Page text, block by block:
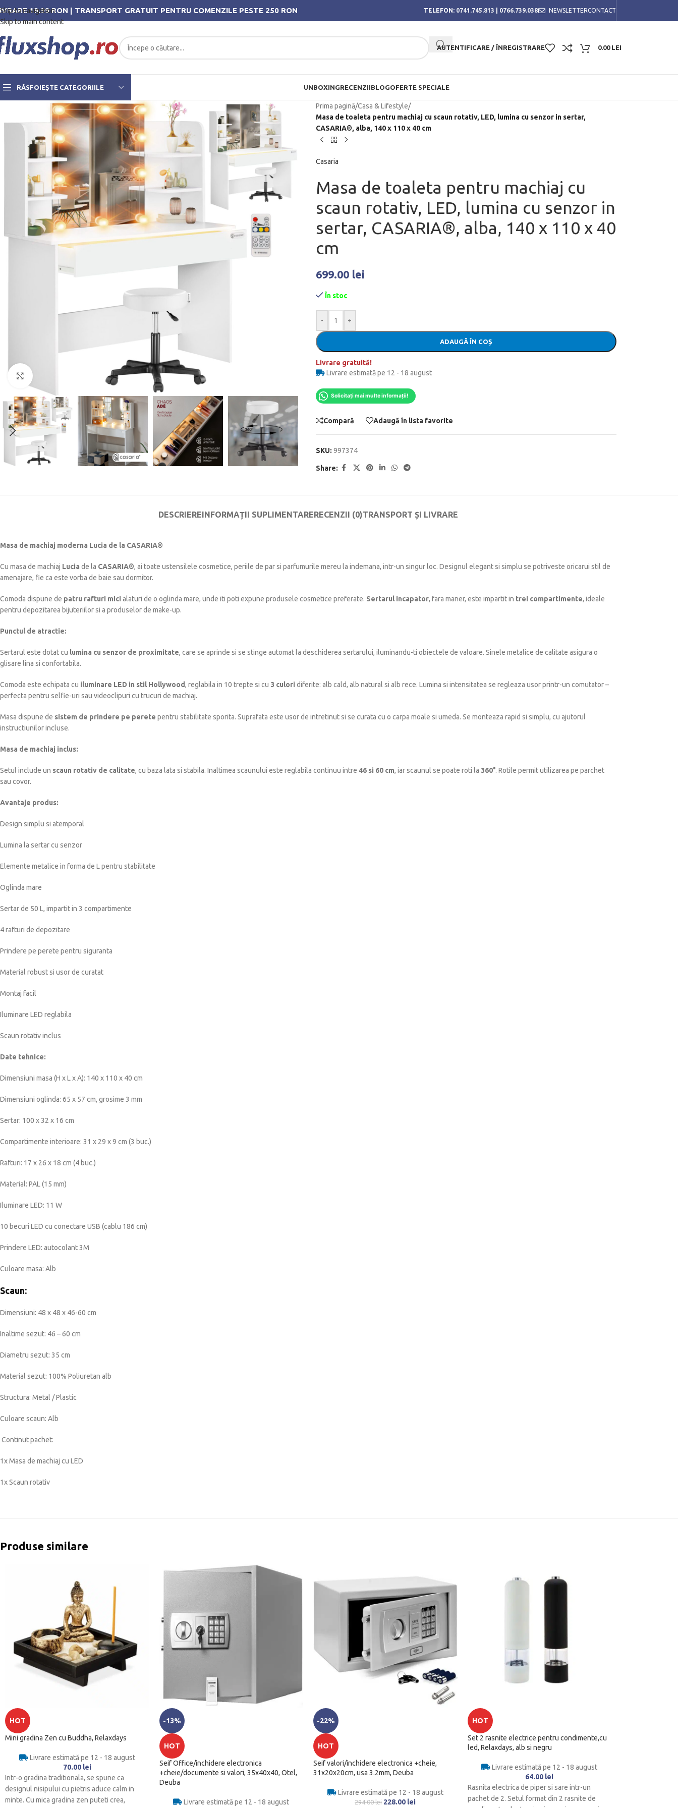
Skip to navigation
Skip to main content
19.99 RON | TRANSPORT GRATUIT PENTRU COMENZILE PESTE 250 RON TELEFON: 0741.745.813 0766.739.038 NEWSLETTERCONTACT
AUTENTIFICARE / ÎNREGISTRARE 0.00 LEI
RĂSFOIEȘTE CATEGORIILE UNBOXINGRECENZIIBLOGOFERTE SPECIALE
Prima pagină/Casa & Lifestyle/
Masa de toaleta pentru machiaj cu scaun rotativ, LED, lumina cu senzor in sertar,
CASARIA®, alba, 140 x 110 x 40 cm
Casaria
Masa de toaleta pentru machiaj cu
scaun rotativ, LED, lumina cu senzor in
sertar, CASARIA®, alba, 140 x 110 x 40
cm
699.00 lei
În stoc
- +
ADAUGĂ ÎN COȘ
Livrare gratuită!
Livrare estimată pe 12 - 18 august
Solicitați mai multe informații!
Compară Adaugă în lista favorite
SKU: 997374
Share:
DESCRIEREINFORMAȚII SUPLIMENTARERECENZII (0)TRANSPORT ȘI LIVRARE
Masa de machiaj moderna Lucia de la CASARIA®
Cu masa de machiaj Lucia de la CASARIA®, ai toate ustensilele cosmetice, periile de par si parfumurile mereu la indemana, intr-un singur loc. Designul elegant si simplu se potriveste oricarui stil de
amenajare, fie ca este vorba de baie sau dormitor.
Comoda dispune de patru rafturi mici alaturi de o oglinda mare, unde iti poti expune produsele cosmetice preferate. Sertarul incapator, fara maner, este impartit in trei compartimente, ideale
pentru depozitarea bijuteriilor si a produselor de make-up.
Punctul de atractie:
Sertarul este dotat cu lumina cu senzor de proximitate, care se aprinde si se stinge automat la deschiderea sertarului, iluminandu-ti obiectele de valoare. Sinele metalice de calitate asigura o
glisare lina si confortabila.
Comoda este echipata cu iluminare LED in stil Hollywood, reglabila in 10 trepte si cu 3 culori diferite: alb cald, alb natural si alb rece. Lumina si intensitatea se regleaza usor printr-un comutator –
perfecta pentru selfie-uri sau videoclipuri cu trucuri de machiaj.
Masa dispune de sistem de prindere pe perete pentru stabilitate sporita. Suprafata este usor de intretinut si se curata cu o carpa moale si umeda. Se monteaza rapid si simplu, cu ajutorul
instructiunilor incluse.
Masa de machiaj inclus:
Setul include un scaun rotativ de calitate, cu baza lata si stabila. Inaltimea scaunului este reglabila continuu intre 46 si 60 cm, iar scaunul se poate roti la 360°. Rotile permit utilizarea pe parchet
sau covor.
Avantaje produs:
Design simplu si atemporal
Lumina la sertar cu senzor
Elemente metalice in forma de L pentru stabilitate
Oglinda mare
Sertar de 50 L, impartit in 3 compartimente
4 rafturi de depozitare
Prindere pe perete pentru siguranta
Material robust si usor de curatat
Montaj facil
Iluminare LED reglabila
Scaun rotativ inclus
Date tehnice:
Dimensiuni masa (H x L x A): 140 x 110 x 40 cm
Dimensiuni oglinda: 65 x 57 cm, grosime 3 mm
Sertar: 100 x 32 x 16 cm
Compartimente interioare: 31 x 29 x 9 cm (3 buc.)
Rafturi: 17 x 26 x 18 cm (4 buc.)
Material: PAL (15 mm)
Iluminare LED: 11 W
10 becuri LED cu conectare USB (cablu 186 cm)
Prindere LED: autocolant 3M
Culoare masa: Alb
Scaun:
Dimensiuni: 48 x 48 x 46-60 cm
Inaltime sezut: 46 – 60 cm
Diametru sezut: 35 cm
Material sezut: 100% Poliuretan alb
Structura: Metal / Plastic
Culoare scaun: Alb
Continut pachet:
1x Masa de machiaj cu LED
1x Scaun rotativ
Produse similare
HOT
Mini gradina Zen cu Buddha, Relaxdays
Livrare estimată pe 12 - 18 august
70.00 lei
Intr-o gradina traditionala, se spune ca
designul nisipului cu pietris aduce calm in
minte. Cu mica gradina zen puteti crea,
-13%
HOT
Seif Office/inchidere electronica
+cheie/documente si valori, 35x40x40, Otel,
Deuba
Livrare estimată pe 12 - 18 august
-22%
HOT
Seif valori/inchidere electronica +cheie,
31x20x20cm, usa 3.2mm, Deuba
Livrare estimată pe 12 - 18 august
294.00lei 228.00 lei
HOT
Set 2 rasnite electrice pentru condimente,cu
led, Relaxdays, alb si negru
Livrare estimată pe 12 - 18 august
64.00 lei
Rasnita electrica de piper si sare intr-un
pachet de 2. Setul format din 2 rasnite de